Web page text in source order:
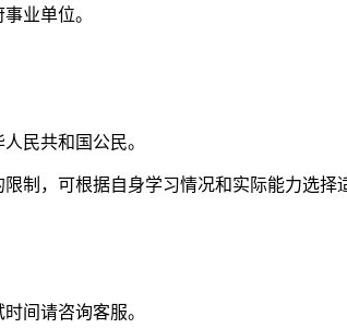
业单位。
民共和国公民。
制，可根据自身学习情况和实际能力选择
间请咨询客服。